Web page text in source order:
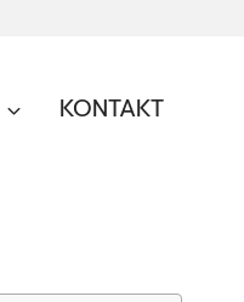
KONTAKT